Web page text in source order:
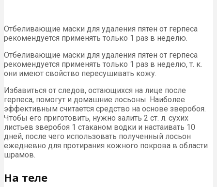
Отбеливающие маски для удаления пятен от герпеса
рекомендуется применять только 1 раз в неделю.
Отбеливающие маски для удаления пятен от герпеса
рекомендуется применять только 1 раз в неделю, т. к.
они имеют свойство пересушивать кожу.
Избавиться от следов, остающихся на лице после
герпеса, помогут и домашние лосьоны. Наиболее
эффективным считается средство на основе зверобоя.
Чтобы его приготовить, нужно залить 2 ст. л. сухих
листьев зверобоя 1 стаканом водки и настаивать 10
дней, после чего использовать полученный лосьон
ежедневно для протирания кожного покрова в области
шрамов.
На теле